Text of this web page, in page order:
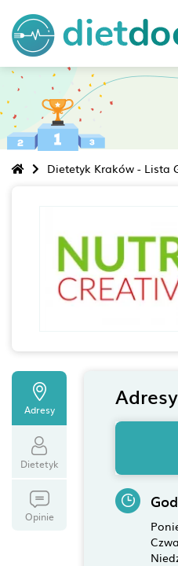
Dietetyk Kraków - Lista
Adresy
Dietetyk
Opinie
Adresy